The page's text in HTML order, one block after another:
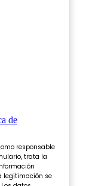
de
responsable
trata la
legitimación se